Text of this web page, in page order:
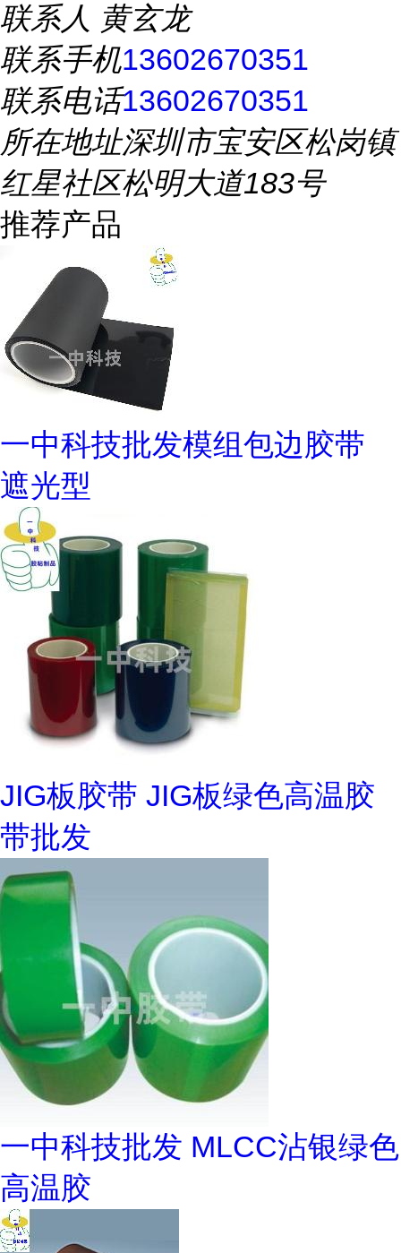
联系人 黄玄龙
联系手机13602670351
联系电话13602670351
所在地址深圳市宝安区松岗镇
红星社区松明大道183号
推荐产品
一中科技批发模组包边胶带
遮光型
JIG板胶带 JIG板绿色高温胶
带批发
一中科技批发 MLCC沾银绿色
高温胶